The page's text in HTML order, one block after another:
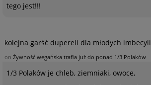
tego jest!!!
kolejna garść dupereli dla młodych imbecyli
on Żywność wegańska trafia już do ponad 1/3 Polaków
1/3 Polaków je chleb, ziemniaki, owoce,